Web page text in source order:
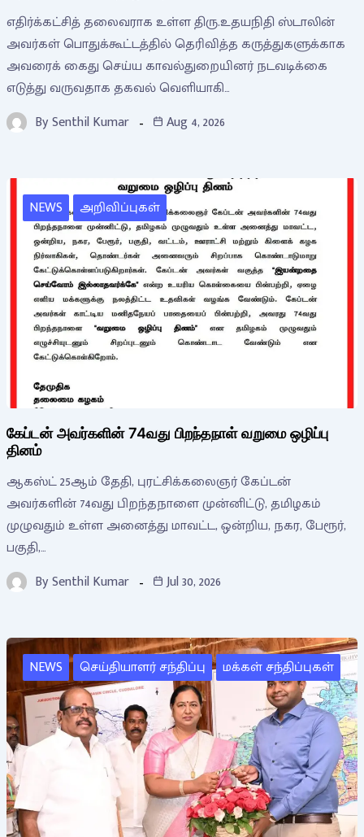
எதிர்க்கட்சித் தலைவராக உள்ள திரு.உதயநிதி ஸ்டாலின்
அவர்கள் பொதுக்கூட்டத்தில் தெரிவித்த கருத்துகளுக்காக
அவரைக் கைது செய்ய காவல்துறையினர் நடவடிக்கை
எடுத்து வருவதாக தகவல் வெளியாகி…
BySenthil Kumar Aug 4, 2026
NEWS அறிவிப்புகள்
கேப்டன் அவர்களின் 74வது பிறந்தநாள் வறுமை ஒழிப்பு
தினம்
ஆகஸ்ட் 25ஆம் தேதி, புரட்சிக்கலைஞர் கேப்டன்
அவர்களின் 74வது பிறந்தநாளை முன்னிட்டு, தமிழகம்
முழுவதும் உள்ள அனைத்து மாவட்ட, ஒன்றிய, நகர, பேரூர்,
பகுதி,…
BySenthil Kumar Jul 30, 2026
NEWS செய்தியாளர் சந்திப்பு மக்கள் சந்திப்புகள்